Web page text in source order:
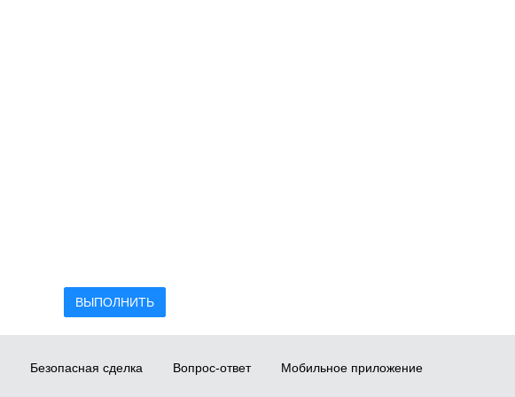
ВЫПОЛНИТЬ
Безопасная сделка Вопрос-ответ Мобильное приложение